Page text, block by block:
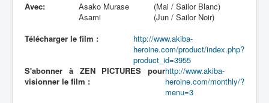
Avec:
Asako Murase
(Mai / Sailor Blanc)
Asami
(Jun / Sailor Noir)
Télécharger le film :
http://www.akiba-
heroine.com/product/index.php?
product_id=3955
S'abonner à ZEN PICTURES pour
visionner le film :
http://www.akiba-
heroine.com/monthly/?
menu=3